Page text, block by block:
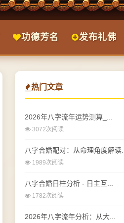
功德芳名 发布礼佛
热门文章
2026年八字流年运势测算_...
3072次阅读
八字合婚配对：从命理角度解读...
1989次阅读
八字合婚日柱分析 - 日主互...
1782次阅读
2026年八字流年分析：从大...